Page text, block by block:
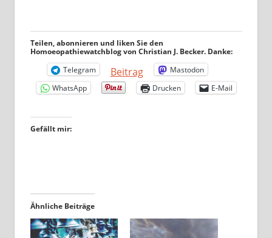
Teilen, abonnieren und liken Sie den
Homoeopathiewatchblog von Christian J. Becker. Danke:
Telegram
Beitrag
Mastodon
WhatsApp
Drucken E-Mail
Gefällt mir:
Ähnliche Beiträge